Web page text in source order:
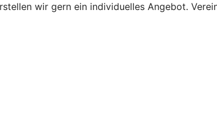
wir gern ein individuelles Angebot.